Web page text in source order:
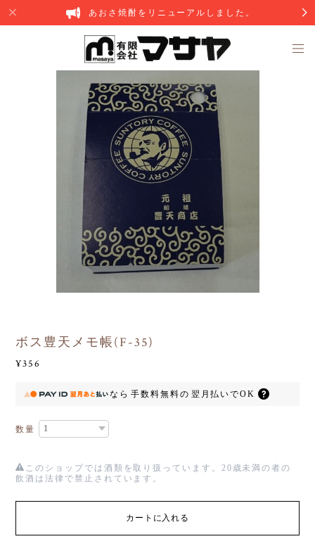
あおさ焼酎をリニューアルしました。
ボス豊天メモ帳(F-35)
¥356
なら 手数料無料の 翌月払いでOK
数量
このショップでは酒類を取り扱っています。20歳未満の者の
飲酒は法律で禁止されています。
カートに入れる